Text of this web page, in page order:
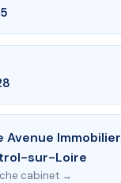
Avenue Immobilier
sur-Loire
cabinet →